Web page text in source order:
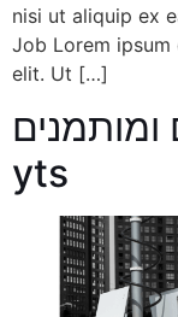
nisi ut aliquip ex
Job Lorem
elit. Ut […]
yts